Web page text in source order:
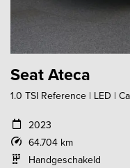
Seat Ateca
1.0 TSI Reference | LED |
2023
64.704 km
Handgeschakeld